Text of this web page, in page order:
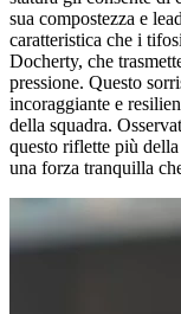
sua compostezza e
caratteristica che i
Docherty, che
pressione. Questo
incoraggiante e
della squadra.
questo riflette più
una forza tranquilla